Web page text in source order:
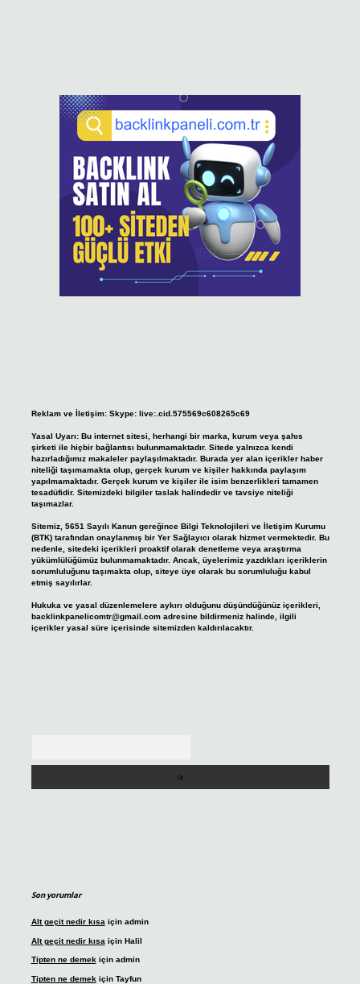
Reklam ve İletişim: Skype: live:.cid.575569c608265c69
Yasal Uyarı: Bu internet sitesi, herhangi bir marka, kurum veya şahıs
şirketi ile hiçbir bağlantısı bulunmamaktadır. Sitede yalnızca kendi
hazırladığımız makaleler paylaşılmaktadır. Burada yer alan içerikler haber
niteliği taşımamakta olup, gerçek kurum ve kişiler hakkında paylaşım
yapılmamaktadır. Gerçek kurum ve kişiler ile isim benzerlikleri tamamen
tesadüfidir. Sitemizdeki bilgiler taslak halindedir ve tavsiye niteliği
taşımazlar.
Sitemiz, 5651 Sayılı Kanun gereğince Bilgi Teknolojileri ve İletişim Kurumu
(BTK) tarafından onaylanmış bir Yer Sağlayıcı olarak hizmet vermektedir. Bu
nedenle, sitedeki içerikleri proaktif olarak denetleme veya araştırma
yükümlülüğümüz bulunmamaktadır. Ancak, üyelerimiz yazdıkları içeriklerin
sorumluluğunu taşımakta olup, siteye üye olarak bu sorumluluğu kabul
etmiş sayılırlar.
Hukuka ve yasal düzenlemelere aykırı olduğunu düşündüğünüz içerikleri,
backlinkpanelicomtr@gmail.comadresine bildirmeniz halinde, ilgili
içerikler yasal süre içerisinde sitemizden kaldırılacaktır.
Son yorumlar
Alt geçit nedir kısa için admin
Alt geçit nedir kısa için Halil
Tipten ne demekiçin admin
Tipten ne demek için Tayfun